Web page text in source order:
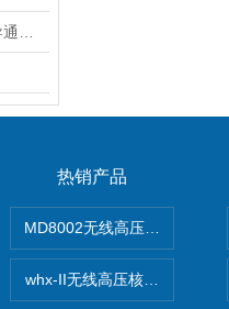
热销产品
MD8002无线高压核相仪
whx-II无线高压核相仪